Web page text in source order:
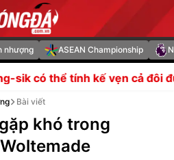
nhượng ASEAN Championship
vẹn cả đôi đường trước
Bài viết
khó trong